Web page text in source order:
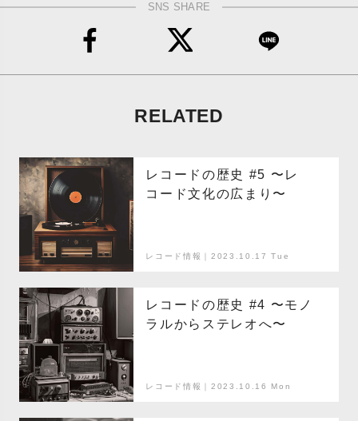
SNS SHARE
RELATED
レコードの歴史 #5 〜レ
コード文化の広まり〜
レコード情報｜2023.10.17 Tue
レコードの歴史 #4 〜モノ
ラルからステレオへ〜
レコード情報｜2023.10.16 Mon